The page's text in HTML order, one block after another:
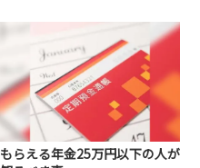
もらえる年金25万円以下の人が